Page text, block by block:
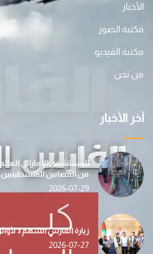
الأخبار
مكتبة الصور
مكتبة الفيديو
من نحن
آخر الأخبار
من المصابين الفلسطينيين
2026-07-29
زيارة الفارس الشهم 3 لأوائل الثانوية العامة بغزة
2026-07-27